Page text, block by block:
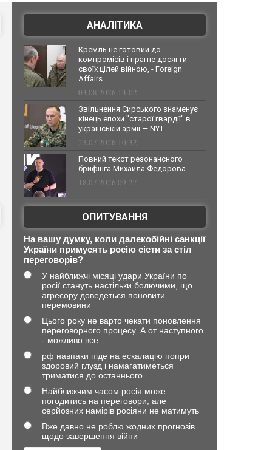
АНАЛІТИКА
Кремль не готовий до
компромісів і прагне досягти
своїх цілей війною, - Foreign
Affairs
03.08.2026 13:02
Звільнення Сирського знаменує
кінець епохи "старої гвардії" в
українській армії — NYT
23.07.2026 10:32
Повний текст резонансного
брифінга Михайла Федорова
18.07.2026 09:27
ОПИТУВАННЯ
На вашу думку, коли далекобійні санкції
України примусять росію сісти за стіл
переговорів?
У найближчі місяці удари України по
росії стануть настільки болючими, що
агресору доведеться поновити
перемовини
Цього року не варто чекати поновлення
переговорного процесу. А от наступного
- можливо все
рф навпаки піде на ескалацію попри
здоровий глузд і намагатиметься
триматися до останнього
Найближчим часом росія може
погодитись на переговори, але
серйозних намірів росіяни не матимуть
Вже давно не роблю жодних прогнозів
щодо завершення війни